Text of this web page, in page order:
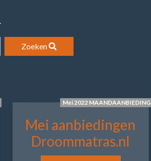
Zoeken
Mei 2022 MAANDAANBIEDING
Mei aanbiedingen
Droommatras.nl